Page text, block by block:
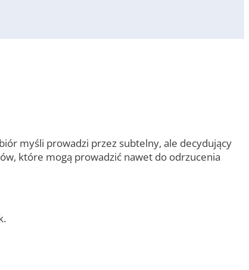
myśli prowadzi przez subtelny, ale decydujący
które mogą prowadzić nawet do odrzucenia